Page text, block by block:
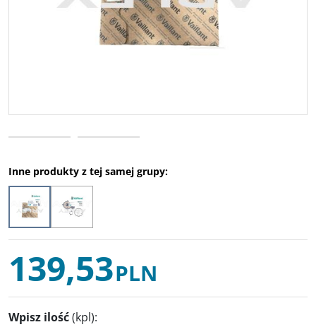
Inne produkty z tej samej grupy:
139,53PLN
Wpisz ilość(kpl):